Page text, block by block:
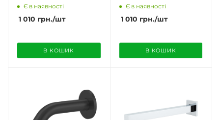
круглий полірований
Є в наявності
1 010 грн./шт
В КОШИК
круглий матовий нікель
Є в наявності
1 010 грн./шт
В КОШИК